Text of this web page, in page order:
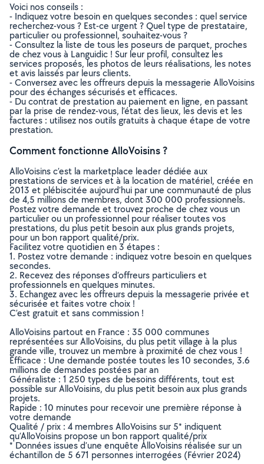
Voici nos conseils :
- Indiquez votre besoin en quelques secondes : quel service
recherchez-vous ? Est-ce urgent ? Quel type de prestataire,
particulier ou professionnel, souhaitez-vous ?
- Consultez la liste de tous les poseurs de parquet, proches
de chez vous à Languidic ! Sur leur profil, consultez les
services proposés, les photos de leurs réalisations, les notes
et avis laissés par leurs clients.
- Conversez avec les offreurs depuis la messagerie AlloVoisins
pour des échanges sécurisés et efficaces.
- Du contrat de prestation au paiement en ligne, en passant
par la prise de rendez-vous, l’état des lieux, les devis et les
factures : utilisez nos outils gratuits à chaque étape de votre
prestation.
Comment fonctionne AlloVoisins ?
AlloVoisins c’est la marketplace leader dédiée aux
prestations de services et à la location de matériel, créée en
2013 et plébiscitée aujourd’hui par une communauté de plus
de 4,5 millions de membres, dont 300 000 professionnels.
Postez votre demande et trouvez proche de chez vous un
particulier ou un professionnel pour réaliser toutes vos
prestations, du plus petit besoin aux plus grands projets,
pour un bon rapport qualité/prix.
Facilitez votre quotidien en 3 étapes :
1. Postez votre demande : indiquez votre besoin en quelques
secondes.
2. Recevez des réponses d’offreurs particuliers et
professionnels en quelques minutes.
3. Echangez avec les offreurs depuis la messagerie privée et
sécurisée et faites votre choix !
C’est gratuit et sans commission !
AlloVoisins partout en France : 35 000 communes
représentées sur AlloVoisins, du plus petit village à la plus
grande ville, trouvez un membre à proximité de chez vous !
Efficace : Une demande postée toutes les 10 secondes, 3.6
millions de demandes postées par an
Généraliste : 1 250 types de besoins différents, tout est
possible sur AlloVoisins, du plus petit besoin aux plus grands
projets.
Rapide : 10 minutes pour recevoir une première réponse à
votre demande
Qualité / prix : 4 membres AlloVoisins sur 5* indiquent
qu’AlloVoisins propose un bon rapport qualité/prix
* Données issues d’une enquête AlloVoisins réalisée sur un
échantillon de 5 671 personnes interrogées (Février 2024)